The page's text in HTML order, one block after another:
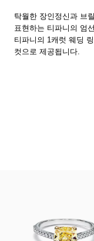
탁월한 장인정신과 브
표현하는 티파니의 엄
티파니의 1캐럿 웨딩
컷으로 제공됩니다.